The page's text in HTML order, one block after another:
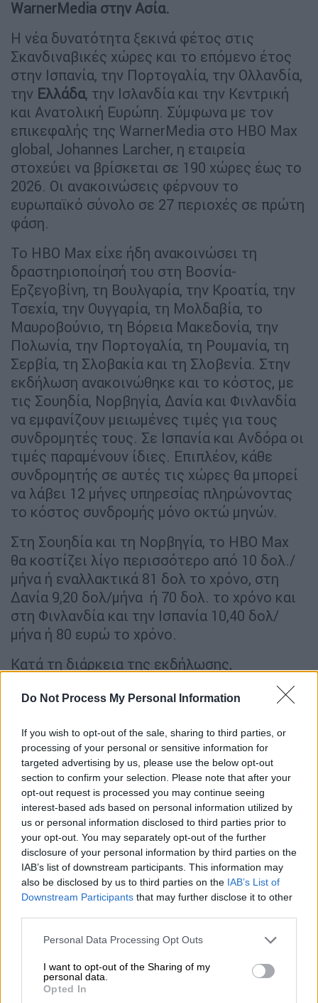
Do Not Process My Personal Information
If you wish to opt-out of the sale, sharing to third parties, or
processing of your personal or sensitive information for
targeted advertising by us, please use the below opt-out
section to confirm your selection. Please note that after your
opt-out request is processed you may continue seeing
interest-based ads based on personal information utilized by
us or personal information disclosed to third parties prior to
your opt-out. You may separately opt-out of the further
disclosure of your personal information by third parties on the
IAB’s list of downstream participants. This information may
also be disclosed by us to third parties on the IAB’s List of
Downstream Participants that may further disclose it to other
Please note that this website/app uses one or more Google
not limited to your visit or usage behaviour. You may click to
grant or deny consent to Google and its third-party tags to
use your data for below specified purposes in below Google
Personal Data Processing Opt Outs
I want to opt-out of the Sharing of my
personal data.
Opted In
WarnerMedia στην Ασία.
Η νέα δυνατότητα ξεκινά φέτος στις
Σκανδιναβικές χώρες και το επόμενο έτος
στην Ισπανία, την Πορτογαλία, την Ολλανδία,
την Ελλάδα, την Ισλανδία και την Κεντρική
και Ανατολική Ευρώπη. Σύμφωνα με τον
επικεφαλής της WarnerMedia στο HBO Max
global, Johannes Larcher, η εταιρεία
στοχεύει να βρίσκεται σε 190 χώρες έως το
2026. Οι ανακοινώσεις φέρνουν το
ευρωπαϊκό σύνολο σε 27 περιοχές σε πρώτη
φάση.
Το ΗΒΟ Μax είχε ήδη ανακοινώσει τη
δραστηριοποίησή του στη Βοσνία-
Ερζεγοβίνη, τη Βουλγαρία, την Κροατία, την
Τσεχία, την Ουγγαρία, τη Μολδαβία, το
Μαυροβούνιο, τη Βόρεια Μακεδονία, την
Πολωνία, την Πορτογαλία, τη Ρουμανία, τη
Σερβία, τη Σλοβακία και τη Σλοβενία. Στην
εκδήλωση ανακοινώθηκε και το κόστος, με
τις Σουηδία, Νορβηγία, Δανία και Φινλανδία
να εμφανίζουν μειωμένες τιμές για τους
συνδρομητές τους. Σε Ισπανία και Ανδόρα οι
τιμές παραμένουν ίδιες. Επιπλέον, κάθε
συνδρομητής σε αυτές τις χώρες θα μπορεί
να λάβει 12 μήνες υπηρεσίας πληρώνοντας
το κόστος συνδρομής μόνο οκτώ μηνών.
Στη Σουηδία και τη Νορβηγία, το HBO Max
θα κοστίζει λίγο περισσότερο από 10 δολ./
μήνα ή εναλλακτικά 81 δολ το χρόνο, στη
Δανία 9,20 δολ/μήνα ή 70 δολ. το χρόνο και
στη Φινλανδία και την Ισπανία 10,40 δολ/
μήνα ή 80 ευρώ το χρόνο.
Κατά τη διάρκεια της εκδήλωσης,
προβλήθηκαν teasers και κλιπ για διάφορους
βασικούς τίτλους του HBO Max,
«Game of Thrones», «House of the Dragon»,
ένα σύντομο απόσπασμα από την τρίτη σεζόν
του «Succession» κλπ.
«Σύντοματο HBO Max θα φτάσει σε 27 κράτη
και περιοχές στην Ευρώπη και 67 σε όλο τον
κόσμοκαι δεν έχουμε τελειώσει ακόμα.
Φιλοδοξούμε να είμαστε παρόντες σε 190
εδάφη έως το 2026», τόνισε ο Larcher.